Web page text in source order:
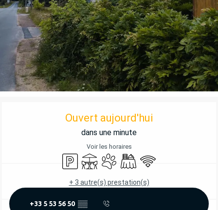
OUVERTURE ET COORDONNÉES
Ouvert aujourd'hui
dans une minute
Voir les horaires
ParkingTerrasseAnimaux acceptés
Banquet
WiFi
+ 3 autre(s) prestation(s)
+33 5 53 56 50 ▒▒